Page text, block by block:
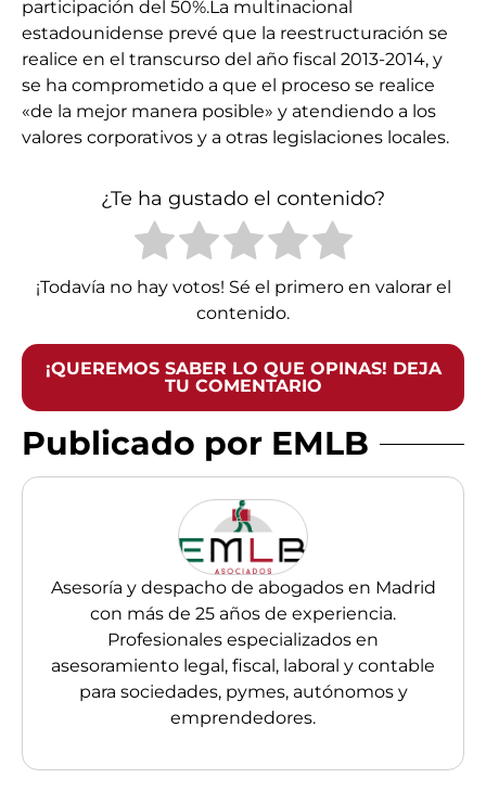
participación del 50%.La multinacional
estadounidense prevé que la reestructuración se
realice en el transcurso del año fiscal 2013-2014, y
se ha comprometido a que el proceso se realice
«de la mejor manera posible» y atendiendo a los
valores corporativos y a otras legislaciones locales.
¿Te ha gustado el contenido?
¡Todavía no hay votos! Sé el primero en valorar el
contenido.
¡QUEREMOS SABER LO QUE OPINAS! DEJA
TU COMENTARIO
Publicado por EMLB
Asesoría y despacho de abogados en Madrid
con más de 25 años de experiencia.
Profesionales especializados en
asesoramiento legal, fiscal, laboral y contable
para sociedades, pymes, autónomos y
emprendedores.